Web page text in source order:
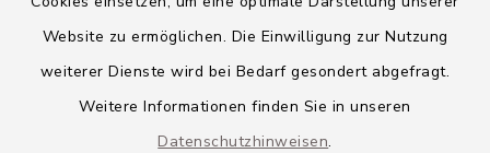
Website zu ermöglichen. Die Einwilligung zur Nutzung
weiterer Dienste wird bei Bedarf gesondert abgefragt.
Weitere Informationen finden Sie in unseren
Datenschutzhinweisen.
Barrierefreiheit